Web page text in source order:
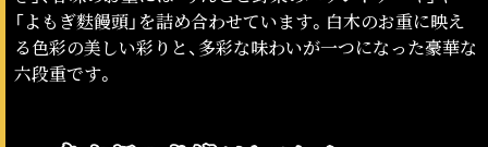
「よもぎ麩饅頭」を詰め合わせています。白木のお重に映え
る色彩の美しい彩りと、多彩な味わいが一つになった豪華な
六段重です。